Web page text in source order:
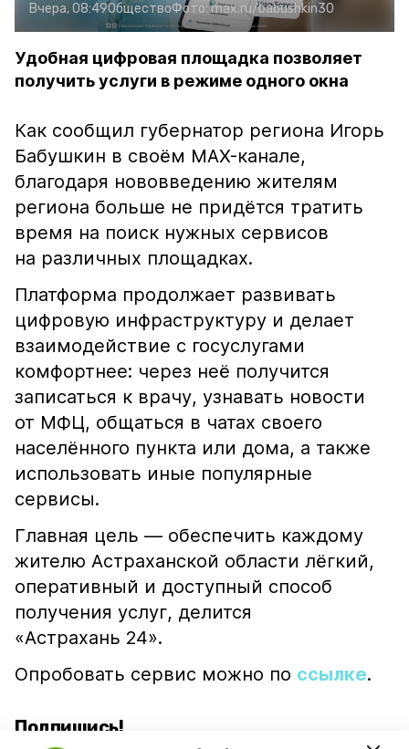
Вчера, 08:49ОбществоФото:max.ru/babushkin30
Удобная цифровая площадка позволяет
получить услуги в режиме одного окна
Как сообщил губернатор региона Игорь
Бабушкин в своём MAX-канале,
благодаря нововведению жителям
региона больше не придётся тратить
время на поиск нужных сервисов
на различных площадках.
Платформа продолжает развивать
цифровую инфраструктуру и делает
взаимодействие с госуслугами
комфортнее: через неё получится
записаться к врачу, узнавать новости
от МФЦ, общаться в чатах своего
населённого пункта или дома, а также
использовать иные популярные
сервисы.
Главная цель — обеспечить каждому
жителю Астраханской области лёгкий,
оперативный и доступный способ
получения услуг, делится
«Астрахань 24».
Опробовать сервис можно по ссылке.
Подпишись!